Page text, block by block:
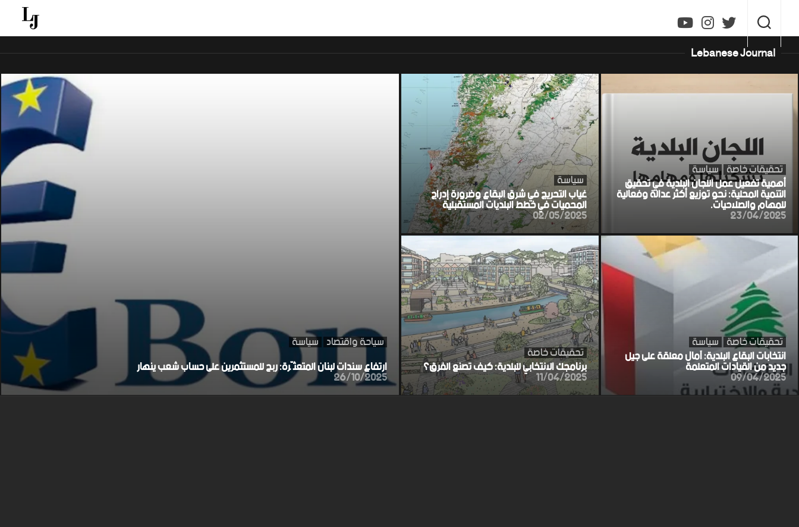
content
Lebanese Journal
سياحة واقتصاد سياسة
ارتفاع سندات لبنان المتعثّرة: ربح للمستثمرين على حساب شعب ينهار
26/10/2025
سياسة
غياب التحريج في شرق البقاع وضرورة إدراج
المحميات في خطط البلديات المستقبلية
02/05/2025
تحقيقات خاصة سياسة
أهمية تفعيل عمل اللجان البلدية في تحقيق
التنمية المحلية: نحو توزيع أكثر عدالة وفعالية
للمهام والصلاحيات.
23/04/2025
تحقيقات خاصة
برنامجك الانتخابي للبلدية: كيف تصنع الفرق؟
11/04/2025
تحقيقات خاصة سياسة
انتخابات البقاع البلدية: آمال معلقة على جيل
جديد من القيادات المتعلمة
09/04/2025